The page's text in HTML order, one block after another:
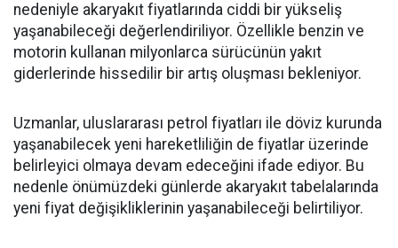
nedeniyle akaryakıt fiyatlarında ciddi bir yükseliş
yaşanabileceği değerlendiriliyor. Özellikle benzin ve
motorin kullanan milyonlarca sürücünün yakıt
giderlerinde hissedilir bir artış oluşması bekleniyor.
Uzmanlar, uluslararası petrol fiyatları ile döviz kurunda
yaşanabilecek yeni hareketliliğin de fiyatlar üzerinde
belirleyici olmaya devam edeceğini ifade ediyor. Bu
nedenle önümüzdeki günlerde akaryakıt tabelalarında
yeni fiyat değişikliklerinin yaşanabileceği belirtiliyor.